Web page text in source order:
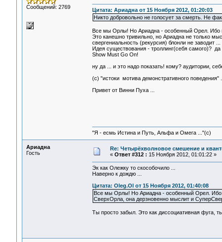
Сообщений: 2769
Цитата: Ариадна от 15 Ноября 2012, 01:20:03
Никто добровольно не голосует за смерть. Не
Все мы Орлы! Но Ариадна - особенный Орел. Ибо
Это канешно тривильно, но Ариадна не только
свергениальность (рекурсия) блонли не заводит
Идея существования - троллинг(себя самого)?
Show Must Go On!
ну да ... и это надо показать! кому? аудитории,
(с) "истоки мотива демонстративного поведения"
Привет от Винни Пуха ...
"Я - есмь Истина и Путь, Альфа и Омега ..."(с)
Ариадна
Гость
Re: Четырёхволновое смешение и
« Ответ #312 : 15 Ноября 2012, 01:01:22 »
Эк как Олежку то скособочило ...
Наверно к дождю ...
Цитата: Oleg.Ol от 15 Ноября 2012, 01:40:08
Все мы Орлы! Но Ариадна - особенный Орел. Ибо
СверхОрла, она дерзновенно мыслит и
Ты просто забыл. Это как диссоциативная фуга,